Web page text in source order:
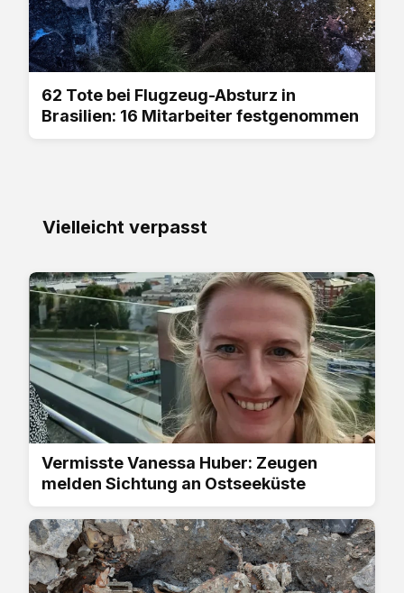
62 Tote bei Flugzeug-Absturz in
Brasilien: 16 Mitarbeiter festgenommen
Vielleicht verpasst
Vermisste Vanessa Huber: Zeugen
melden Sichtung an Ostseeküste